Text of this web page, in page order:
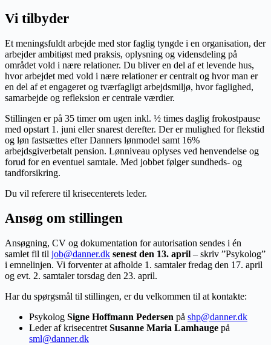
Vi tilbyder
Et meningsfuldt arbejde med stor faglig tyngde i en organisation, der
arbejder ambitiøst med praksis, oplysning og vidensdeling på
området vold i nære relationer. Du bliver en del af et levende hus,
hvor arbejdet med vold i nære relationer er centralt og hvor man er
en del af et engageret og tværfagligt arbejdsmiljø, hvor faglighed,
samarbejde og refleksion er centrale værdier.
Stillingen er på 35 timer om ugen inkl. ½ times daglig frokostpause
med opstart 1. juni eller snarest derefter. Der er mulighed for flekstid
og løn fastsættes efter Danners lønmodel samt 16%
arbejdsgiverbetalt pension. Lønniveau oplyses ved henvendelse og
forud for en eventuel samtale. Med jobbet følger sundheds- og
tandforsikring.
Du vil referere til krisecenterets leder.
Ansøg om stillingen
Ansøgning, CV og dokumentation for autorisation sendes i én
samlet fil til job@danner.dk senest den 13. april – skriv ”Psykolog”
i emnelinjen. Vi forventer at afholde 1. samtaler fredag den 17. april
og evt. 2. samtaler torsdag den 23. april.
Har du spørgsmål til stillingen, er du velkommen til at kontakte:
Psykolog Signe Hoffmann Pedersen på shp@danner.dk
Leder af krisecentret Susanne Maria Lamhauge på
sml@danner.dk